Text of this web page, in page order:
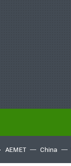
AEMET China